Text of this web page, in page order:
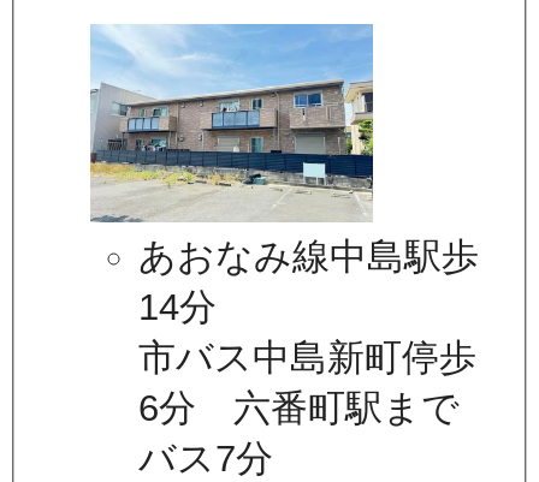
あおなみ線中島駅歩
14分
市バス中島新町停歩
6分 六番町駅まで
バス7分